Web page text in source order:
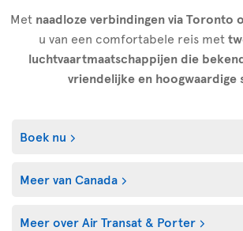
Met naadloze verbindingen via Toronto
u van een comfortabele reis met
luchtvaartmaatschappijen die
vriendelijke en hoogwaardige
Boek nu
Meer van Canada
Meer over Air Transat & Porter